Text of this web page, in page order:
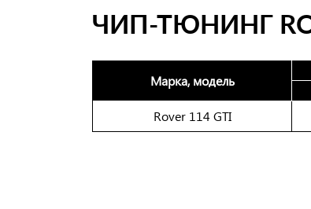
ЧИП-ТЮНИНГ
Марка, модель
Rover 114 GTI